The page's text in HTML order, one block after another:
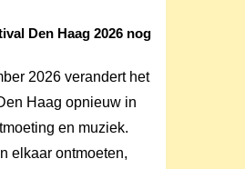
Den Haag 2026 nog
2026 verandert het
Haag opnieuw in
en muziek.
elkaar ontmoeten,